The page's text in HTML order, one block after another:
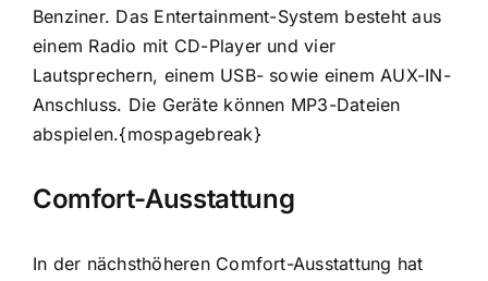
Benziner. Das Entertainment-System besteht aus
einem Radio mit CD-Player und vier
Lautsprechern, einem USB- sowie einem AUX-IN-
Anschluss. Die Geräte können MP3-Dateien
abspielen.{mospagebreak}
Comfort-Ausstattung
In der nächsthöheren Comfort-Ausstattung hat